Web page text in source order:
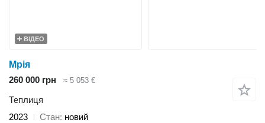
ВІДЕО
Мрія
260 000 грн
≈ 5 053 €
Теплиця
2023
Стан новий